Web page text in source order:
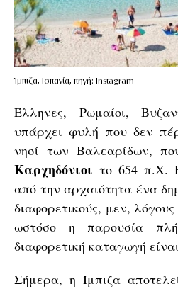
Ίμπιζα, Ισπανία, πηγή: Instagram
Έλληνες, Ρωμαίοι,
υπάρχει φυλή που δεν
νησί των Βαλεαρίδων,
Καρχηδόνιοι το 654 π.Χ.
από την αρχαιότητα ένα
διαφορετικούς, μεν,
ωστόσο η παρουσία
διαφορετική καταγωγή
Σήμερα, η Ίμπιζα